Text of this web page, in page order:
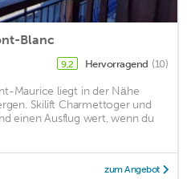
Blanc
9,2 Hervorragend (10)
Maurice liegt in der Nähe
Skilift Charmettoger und
einen Ausflug wert, wenn du
zum Angebot